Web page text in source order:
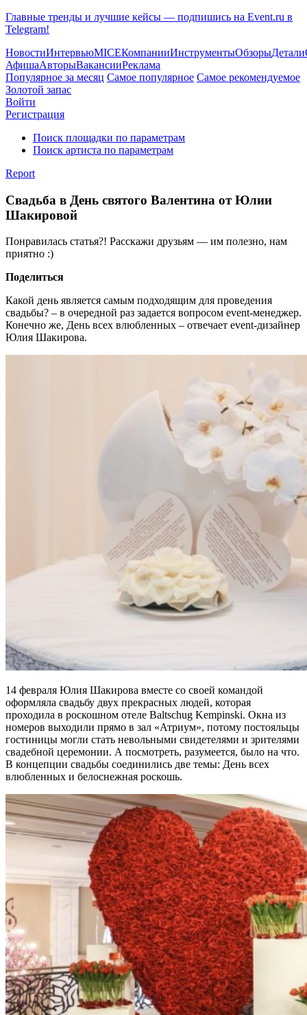
Главные тренды и лучшие кейсы — подпишись на Event.ru в
Telegram!
НовостиИнтервьюMICEКомпанииИнструментыОбзорыДетали
АфишаАвторыВакансииРеклама
Популярное за месяц Самое популярное Самое рекомендуемое
Золотой запас
Войти
Регистрация
Поиск площадки по параметрам
Поиск артиста по параметрам
Report
Свадьба в День святого Валентина от Юлии
Шакировой
Понравилась статья?! Расскажи друзьям — им полезно, нам
приятно :)
Поделиться
Какой день является самым подходящим для проведения
свадьбы? – в очередной раз задается вопросом event-менеджер.
Конечно же, День всех влюбленных – отвечает event-дизайнер
Юлия Шакирова.
14 февраля Юлия Шакирова вместе со своей командой
оформляла свадьбу двух прекрасных людей, которая
проходила в роскошном отеле Baltschug Kempinski. Окна из
номеров выходили прямо в зал «Атриум», потому постояльцы
гостиницы могли стать невольными свидетелями и зрителями
свадебной церемонии. А посмотреть, разумеется, было на что.
В концепции свадьбы соединились две темы: День всех
влюбленных и белоснежная роскошь.